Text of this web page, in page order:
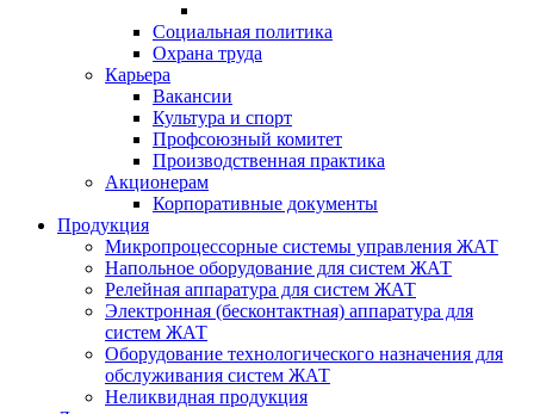
Социальная политика
Охрана труда
Карьера
Вакансии
Культура и спорт
Профсоюзный комитет
Производственная практика
Акционерам
Корпоративные документы
Продукция
Микропроцессорные системы управления ЖАТ
Напольное оборудование для систем ЖАТ
Релейная аппаратура для систем ЖАТ
Электронная (бесконтактная) аппаратура для
систем ЖАТ
Оборудование технологического назначения для
обслуживания систем ЖАТ
Неликвидная продукция